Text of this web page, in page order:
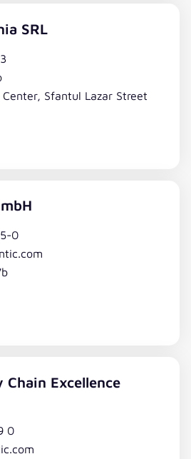
SRL
Sfantul Lazar Street
0
Excellence
0